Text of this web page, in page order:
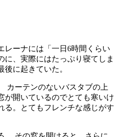
レーナには「一日6時間くらい
に、実際にはたっぷり寝てしま
後に起きていた。
カーテンのないバスタブの上
が開いているのでとても寒いけ
る。とてもフレンチな感じがす